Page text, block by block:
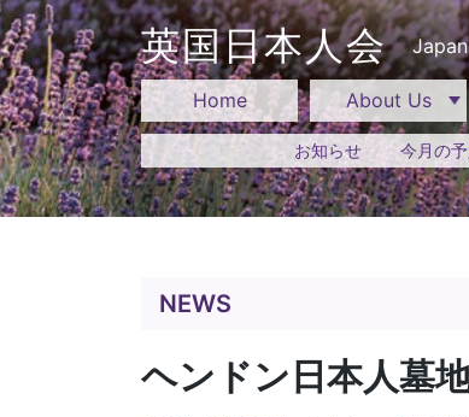
Skip
to
content
英国日本人会
Home About Us
お知らせ 今月の
NEWS
ヘンドン日本人墓